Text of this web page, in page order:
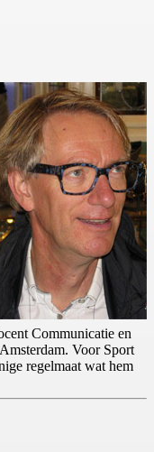
Communicatie en
Voor Sport
regelmaat wat hem